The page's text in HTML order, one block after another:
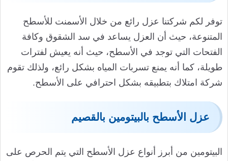
توفر لكم شركتنا عزل رائع من خلال الأسمنت للأسطح
المتنوعة، حيث أن العزل يساعد في سد الشقوق وكافة
الفتحات التي توجد في الأسطح، حيث أنه يعيش لفترات
طويلة، كما أنه يمنع تسربات المياه بشكل رائع، ولذلك تقوم
شركة امتلاك بتطبيقه بشكل احترافي على الأسطح.
عزل الأسطح بالبيتومين بالقصيم
البيتومين من أبرز أنواع عزل الأسطح التي يتم الحرص على